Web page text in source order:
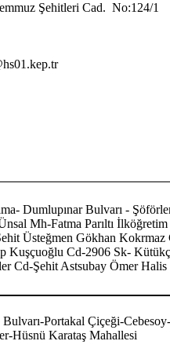
Şehitleri Cad. No:124/1
Dumlupınar Bulvarı -
Mh-Fatma Parıltı
Üsteğmen Gökhan
Kuşçuoğlu Cd-2906 Sk-
Cd-Şehit Astsubay Ömer
Bulvarı-Portakal Çiçeği-
Hüsnü Karataş Mahallesi